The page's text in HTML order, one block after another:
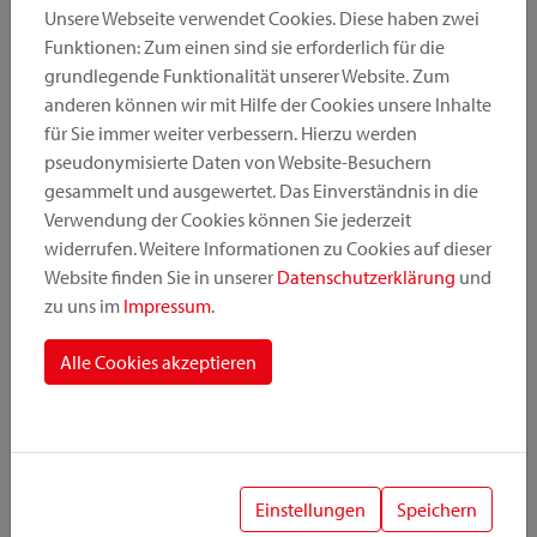
Produktkategorie
Montageposition
Befestigungssystem
Unsere Webseite verwendet Cookies. Diese haben zwei
Funktionen: Zum einen sind sie erforderlich für die
grundlegende Funktionalität unserer Website. Zum
anderen können wir mit Hilfe der Cookies unsere Inhalte
für Sie immer weiter verbessern. Hierzu werden
pseudonymisierte Daten von Website-Besuchern
gesammelt und ausgewertet. Das Einverständnis in die
Verwendung der Cookies können Sie jederzeit
widerrufen. Weitere Informationen zu Cookies auf dieser
Website finden Sie in unserer Datenschutzerklärung und
zu uns im Impressum.
Alle Cookies akzeptieren
Einstellungen Speichern